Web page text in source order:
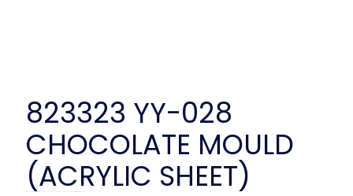
823323 YY-028
CHOCOLATE MOULD
(ACRYLIC SHEET)